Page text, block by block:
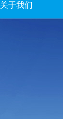
关于我们